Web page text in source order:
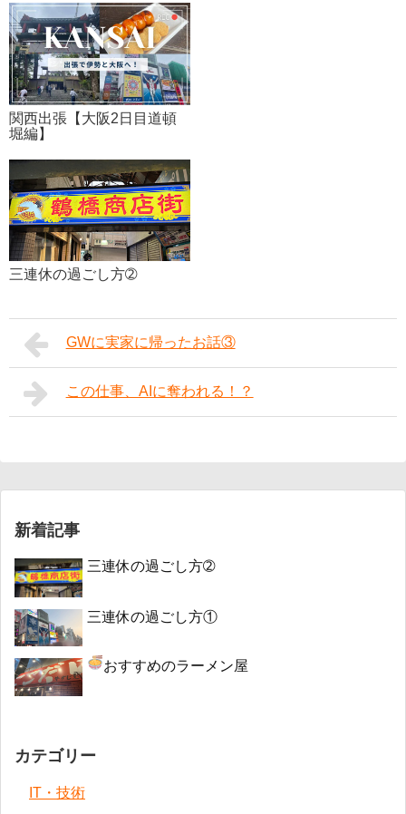
関西出張【大阪2日目道頓
堀編】
三連休の過ごし方➁
GWに実家に帰ったお話③
この仕事、AIに奪われる！？
新着記事
三連休の過ごし方➁
三連休の過ごし方①
おすすめのラーメン屋
カテゴリー
IT・技術